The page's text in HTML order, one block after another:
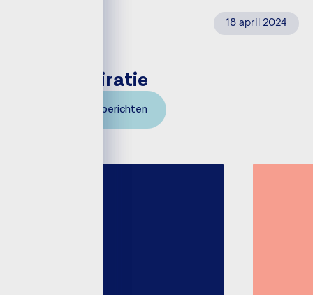
18 april 2024
Meer inspiratie
Bekijk alle berichten